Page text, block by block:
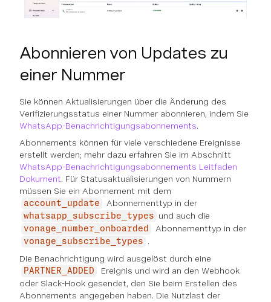
Abonnieren von Updates zu
einer Nummer
Sie können Aktualisierungen über die Änderung des
Verifizierungsstatus einer Nummer abonnieren, indem Sie
WhatsApp-Benachrichtigungsabonnements.
Abonnements können für viele verschiedene Ereignisse
erstellt werden; mehr dazu erfahren Sie im Abschnitt
WhatsApp-Benachrichtigungsabonnements Leitfaden
Dokument. Für Statusaktualisierungen von Nummern
müssen Sie ein Abonnement mit dem
account_update Abonnementtyp in der
whatsapp_subscribe_types und auch die
vonage_number_onboarded Abonnementtyp in der
vonage_subscribe_types
.
Die Benachrichtigung wird ausgelöst durch eine
PARTNER_ADDED
Ereignis und wird an den Webhook
oder Slack-Hook gesendet, den Sie beim Erstellen des
Abonnements angegeben haben. Die Nutzlast der